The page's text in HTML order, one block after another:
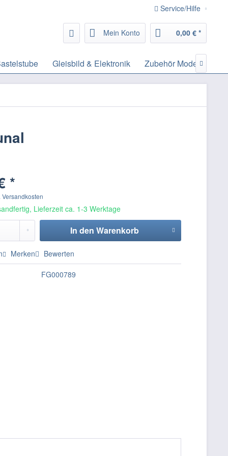
Service/Hilfe
Mein Konto 0,00 € *
Gleisbild & Elektronik Zubehör 
*
Versandkosten
Lieferzeit ca. 1-3 Werktage
In den Warenkorb
Merken Bewerten
FG000789